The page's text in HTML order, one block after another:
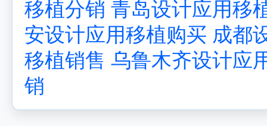
移植分销 青岛设计应用移
安设计应用移植购买 成都
移植销售 乌鲁木齐设计应
销